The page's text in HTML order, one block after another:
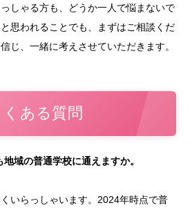
しゃる方も、どうか一人で悩まないで
思われることでも、まずはご相談くだ
じ、一緒に考えさせていただきます。
くある質問
域の普通学校に通えますか。
いらっしゃいます。2024年時点で普